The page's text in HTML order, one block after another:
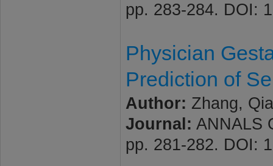
pp. 283-284. DOI:
Physician
Prediction of
Author: Zhang,
Journal: ANNALS
pp. 281-282. DOI: